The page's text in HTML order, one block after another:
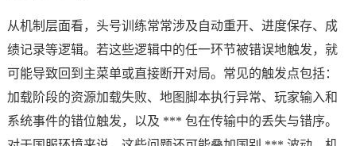
从机制层面看，头号训练常常涉及自动重开、进度保存、成
绩记录等逻辑。若这些逻辑中的任一环节被错误地触发，就
可能导致回到主菜单或直接断开对局。常见的触发点包括：
加载阶段的资源加载失败、地图脚本执行异常、玩家输入和
系统事件的错位触发，以及 *** 包在传输中的丢失与错序。